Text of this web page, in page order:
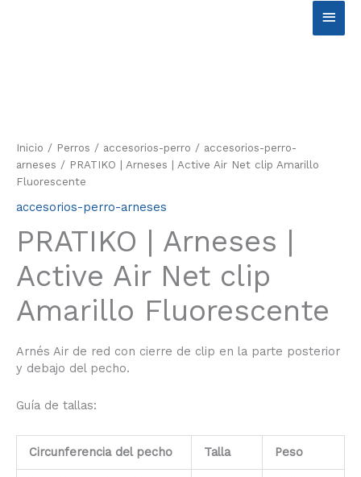
Inicio / Perros / accesorios-perro / accesorios-perro-
arneses / PRATIKO | Arneses | Active Air Net clip Amarillo
Fluorescente
accesorios-perro-arneses
PRATIKO | Arneses |
Active Air Net clip
Amarillo Fluorescente
Arnés Air de red con cierre de clip en la parte posterior
y debajo del pecho.
Guía de tallas:
Circunferencia del pecho Talla Peso